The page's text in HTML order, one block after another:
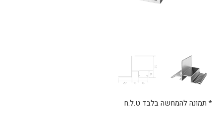
* תמונה להמחשה בלבד ט.ל.ח